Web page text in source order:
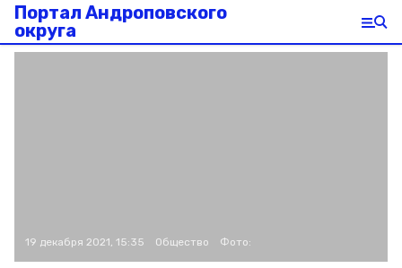
Портал Андроповского
округа
19 декабря 2021, 15:35 Общество Фото: